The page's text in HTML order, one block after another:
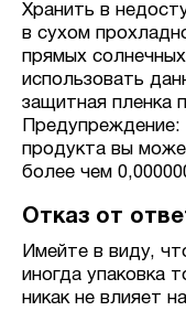
Хранить в
в сухом
прямых
использовать
защитная пленка
Предупреждение:
продукта вы
более чем
Отказ от
Имейте в виду,
иногда упаковка
никак не влияет